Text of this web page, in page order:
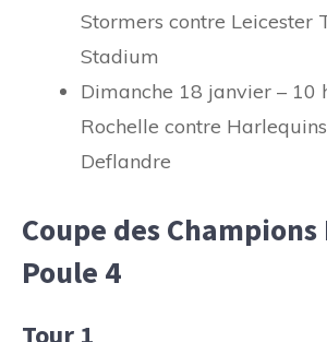
Stormers contre Leicester
Stadium
Dimanche 18 janvier – 10
Rochelle contre
Deflandre
Coupe des
Poule 4
Tour 1